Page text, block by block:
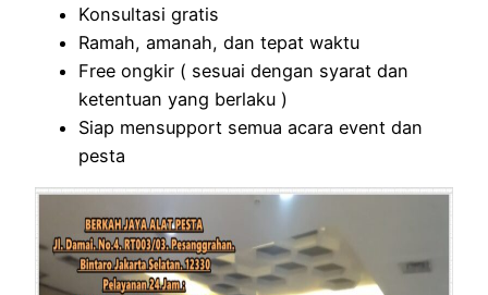
Konsultasi gratis
Ramah, amanah, dan tepat waktu
Free ongkir ( sesuai dengan syarat dan
ketentuan yang berlaku )
Siap mensupport semua acara event dan
pesta